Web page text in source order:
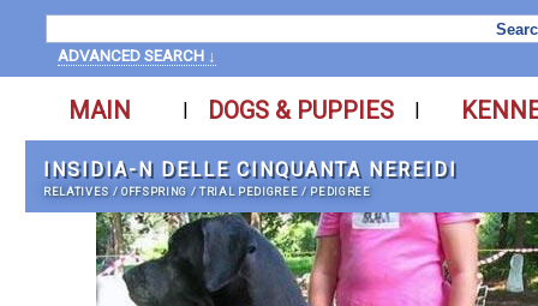
ADVANCED SEARCH ↓
MAIN | DOGS & PUPPIES |
INSIDIA-N DELLE CINQUANTA NEREIDI
RELATIVES /OFFSPRING /TRIAL PEDIGREE / PEDIGREE